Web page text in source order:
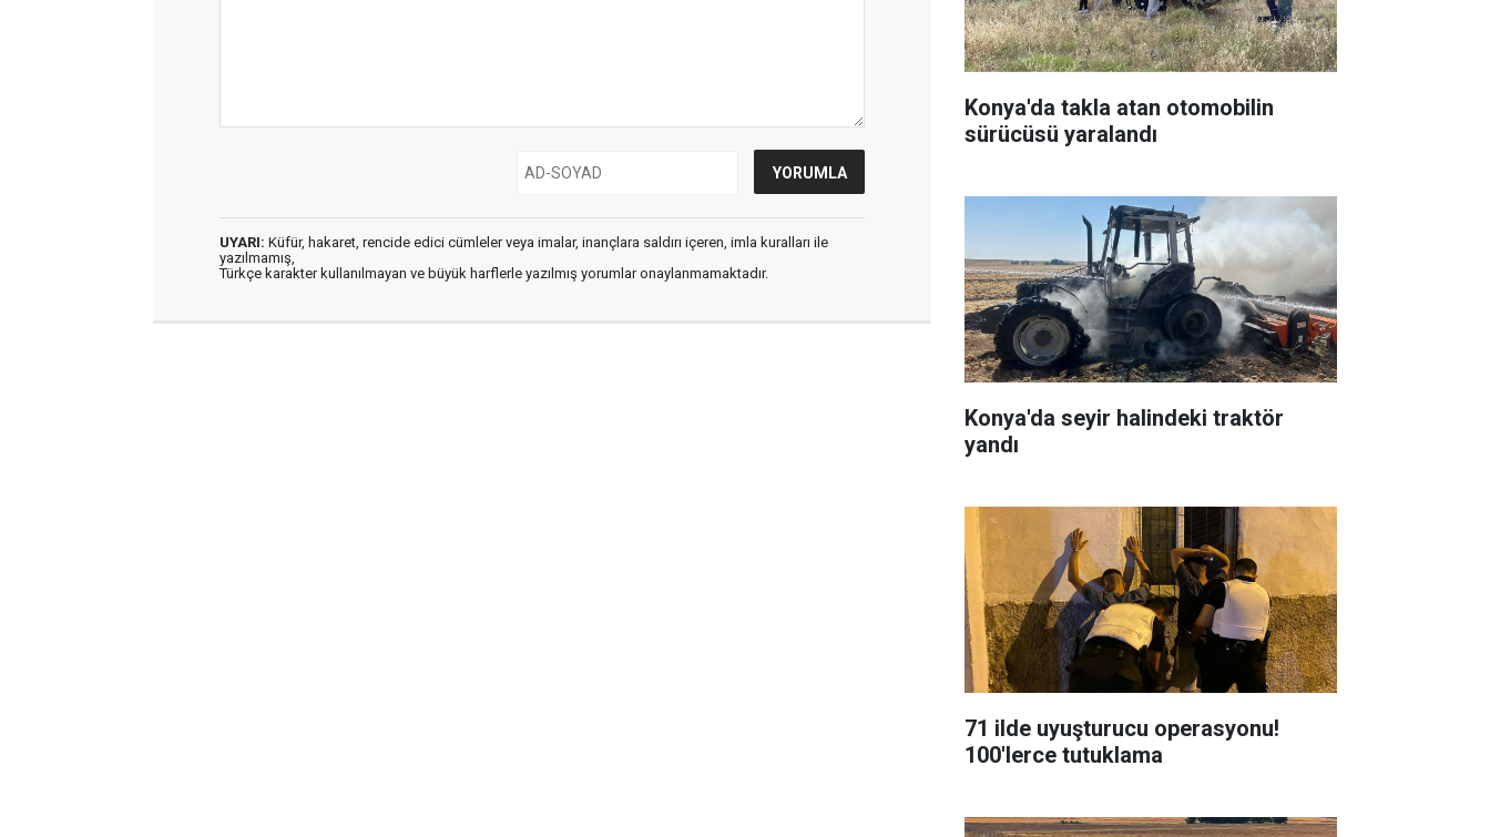
UYARI: Küfür, hakaret, rencide edici cümleler veya imalar, inançlara saldırı içeren, imla kuralları ile
yazılmamış,
Türkçe karakter kullanılmayan ve büyük harflerle yazılmış yorumlar onaylanmamaktadır.
Konya'da takla atan otomobilin
sürücüsü yaralandı
Konya'da seyir halindeki traktör
yandı
71 ilde uyuşturucu operasyonu!
100'lerce tutuklama